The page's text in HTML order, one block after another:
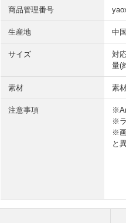
商品管理番号
生産地 中国
サイズ
対
量(
素材 素
注意事項
※
※
と